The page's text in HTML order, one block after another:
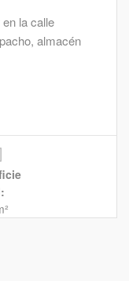
la calle
almacén